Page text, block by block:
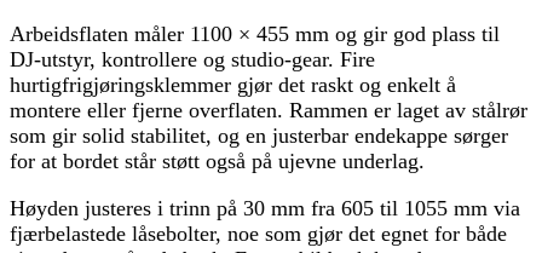
Arbeidsflaten måler 1100 × 455 mm og gir god plass til
DJ-utstyr, kontrollere og studio-gear. Fire
hurtigfrigjøringsklemmer gjør det raskt og enkelt å
montere eller fjerne overflaten. Rammen er laget av stålrør
som gir solid stabilitet, og en justerbar endekappe sørger
for at bordet står støtt også på ujevne underlag.
Høyden justeres i trinn på 30 mm fra 605 til 1055 mm via
fjærbelastede låsebolter, noe som gjør det egnet for både